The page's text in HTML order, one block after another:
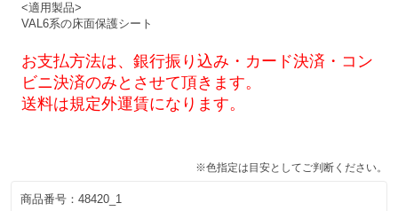
<適用製品>
VAL6系の床面保護シート
お支払方法は、銀行振り込み・カード決済・コン
ビニ決済のみとさせて頂きます。
送料は規定外運賃になります。
※色指定は目安としてご判断ください。
商品番号： 48420_1